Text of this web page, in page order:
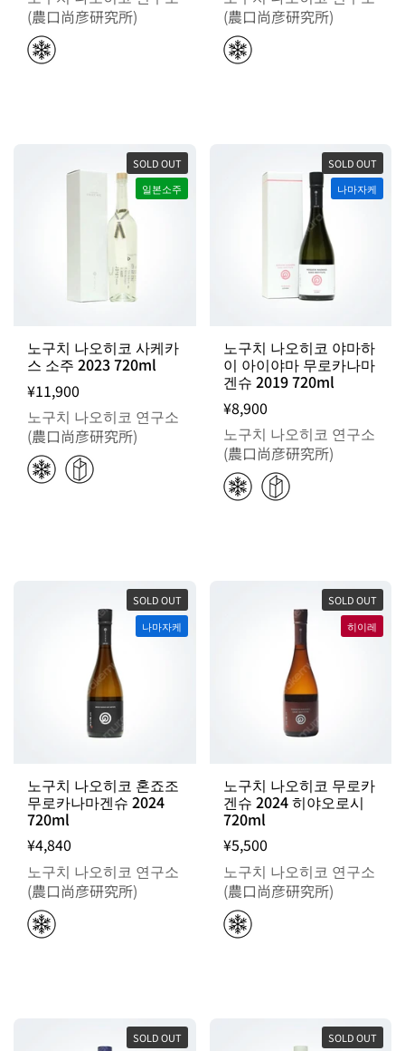
(農口尚彦研究所)
(農口尚彦研究所)
노구치 나오히코 사케카
스 소주 2023 720ml
¥11,900
노구치 나오히코 연구소
(農口尚彦研究所)
SOLD OUT
일본소주
노구치 나오히코 야마하
이 아이야마 무로카나마
겐슈 2019 720ml
¥8,900
노구치 나오히코 연구소
(農口尚彦研究所)
SOLD OUT
나마자케
노구치 나오히코 혼죠조
무로카나마겐슈 2024
720ml
¥4,840
노구치 나오히코 연구소
(農口尚彦研究所)
SOLD OUT
나마자케
노구치 나오히코 무로카
겐슈 2024 히야오로시
720ml
¥5,500
노구치 나오히코 연구소
(農口尚彦研究所)
SOLD OUT
히이레
SOLD OUT
SOLD OUT